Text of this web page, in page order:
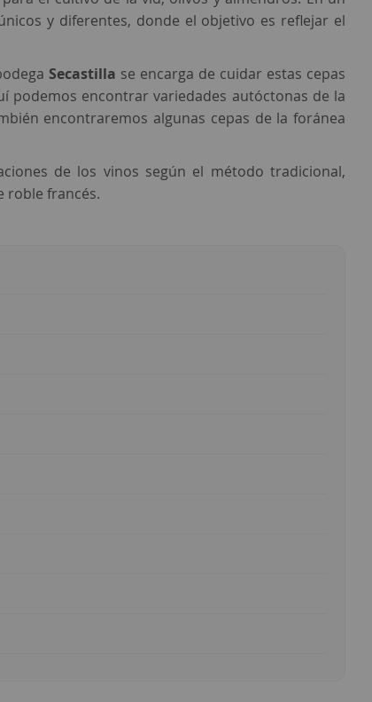
y diferentes, donde el objetivo es reflejar el
Secastilla se encarga de cuidar estas cepas
podemos encontrar variedades autóctonas de la
encontraremos algunas cepas de la foránea
de los vinos según el método tradicional,
roble francés.